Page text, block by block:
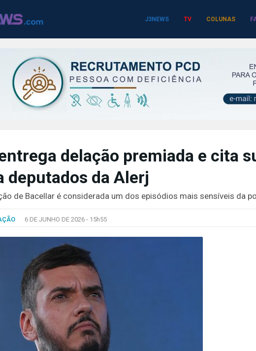
J3NEWS TV COLUNAS
delação premiada e cita
deputados da Alerj
de Bacellar é considerada um dos episódios mais sensíveis da
6 DE JUNHO DE 2026 - 15h55